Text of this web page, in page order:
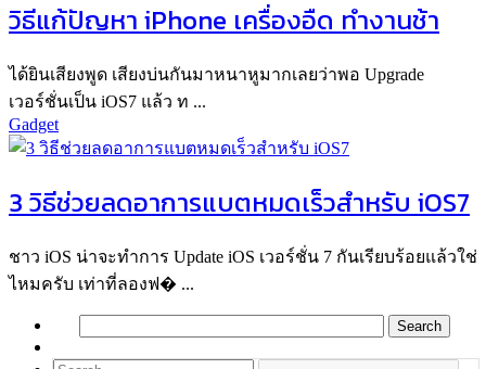
วิธีแก้ปัญหา iPhone เครื่องอืด ทำงานช้า
ได้ยินเสียงพูด เสียงบ่นกันมาหนาหูมากเลยว่าพอ Upgrade
เวอร์ชั่นเป็น iOS7 แล้ว ท ...
Gadget
3 วิธีช่วยลดอาการแบตหมดเร็วสำหรับ iOS7
ชาว iOS น่าจะทำการ Update iOS เวอร์ชั่น 7 กันเรียบร้อยแล้วใช่
ไหมครับ เท่าที่ลองฟ� ...